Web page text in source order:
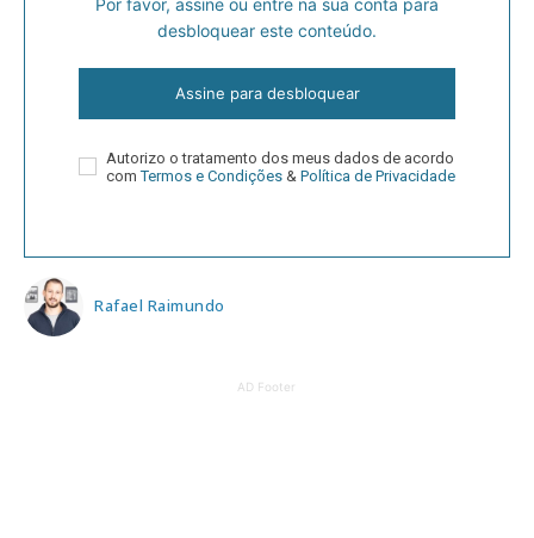
desbloquear este conteúdo.
Assine para desbloquear
Autorizo o tratamento dos meus dados de acordo
comTermos e Condições & Política de Privacidade
Rafael Raimundo
AD Footer